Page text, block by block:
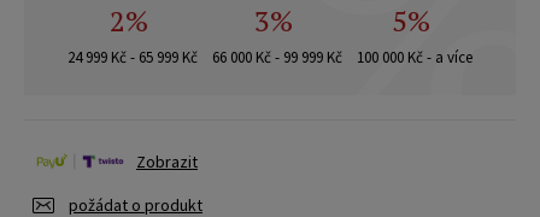
2%
24 999 Kč - 65 999 Kč
3%
66 000 Kč - 99 999 Kč
5%
100 000 Kč - a více
požádat o produkt
Zobrazit